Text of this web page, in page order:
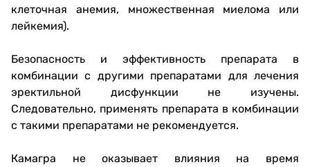
клеточная анемия, множественная миелома или
лейкемия).
Безопасность и эффективность препарата в
комбинации с другими препаратами для лечения
эректильной дисфункции не изучены.
Следовательно, применять препарата в комбинации
с такими препаратами не рекомендуется.
Камагра не оказывает влияния на время